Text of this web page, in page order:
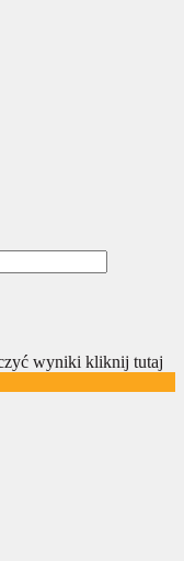
wyniki kliknij tutaj